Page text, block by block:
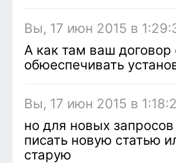
Вы, 17 июн 2015 в
А как там ваш договор
обюеспечивать
Вы, 17 июн 2015 в
но для новых
писать новую статью
старую